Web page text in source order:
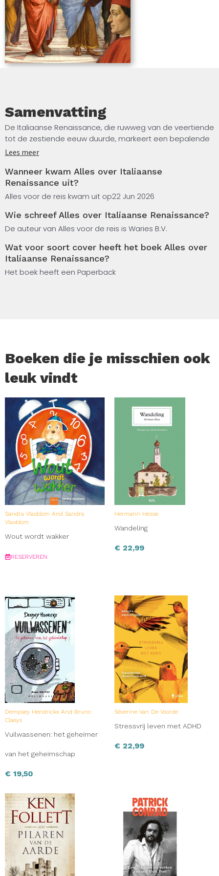
Samenvatting
De Italiaanse Renaissance, die ruwweg van de veertiende
tot de zestiende eeuw duurde, markeert een bepalende
periode in de Europese cultuurgeschiedenis. Dit boek,
biedt een overzicht van de belangrijkste ontwikkelingen
op het gebied van kunst, architectuur, literatuur en
filosofisch denken. Je leest over het opkomende
Venetië, en de rol van mecenassen zoals de familie
Medici.
Ook kunstenaars en denkers als Leonardo da Vinci,
Michelangelo en Raphael komen aan bod. Het boek is
bedoeld als toegankelijke introductie voor iedereen die
Lees meer
Wanneer kwam Alles over Italiaanse
Renaissance uit?
Alles voor de reis kwam uit op22 Jun 2026
Wie schreef Alles over Italiaanse Renaissance?
De auteur van Alles voor de reis is Waries B.V.
Wat voor soort cover heeft het boek Alles over
Italiaanse Renaissance?
Het boek heeft een Paperback
Boeken die je misschien ook
leuk vindt
Sandra Vlasblom And Sandra
Vlasblom
Wout wordt wakker
RESERVEREN
Hermann Hesse
Wandeling
€ 22,99
Dempsey Hendrickx And Bruno
Claeys
Vuilwassenen: het geheimer
van het geheimschap
€ 19,50
Séverine Van De Voorde
Stressvrij leven met ADHD
€ 22,99